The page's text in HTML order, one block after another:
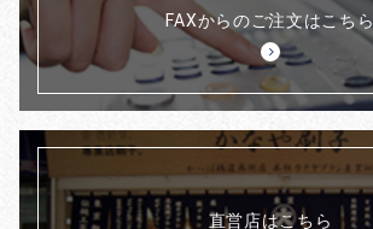
FAXからのご注文はこちら
直営店はこちら